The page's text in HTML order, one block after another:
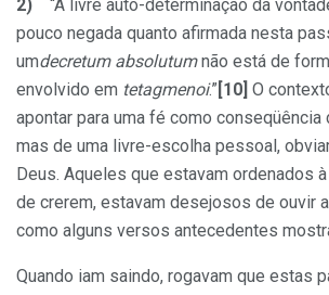
2) “A livre auto-determinação da
pouco negada quanto afirmada nesta
umdecretum absolutumnão está de
envolvido em tetagmenoi.” [10] O
apontar para uma fé como conseqüência
mas de uma livre-escolha pessoal,
Deus. Aqueles que estavam ordenados
de crerem, estavam desejosos de ouvir
como alguns versos antecedentes
Quando iam saindo, rogavam que estas